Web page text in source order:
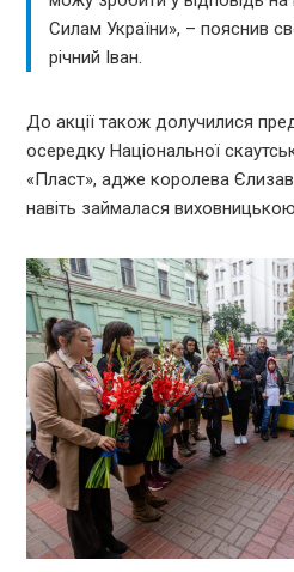
Силам України», – пояснив
річний Іван.
До акції також долучилися
осередку Національної
«Пласт», адже королева
навіть займалася виховницькою